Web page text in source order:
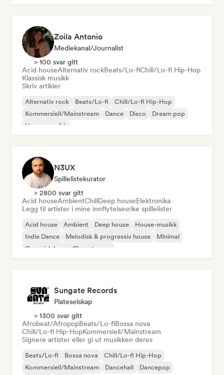
Zoila Antonio
Mediekanal/journalist
> 100 svar gitt
Acid houseAlternativ rockBeats/Lo-fiChill/Lo-fi Hip-Hop
Klassisk musikk
Skriv artikler
Alternativ rock Beats/Lo-fi
Chill/Lo-fi Hip-Hop
Kommersiell/Mainstream
Dance Disco
Dream pop
House-musikk
N3UX
Spillelistekurator
> 2800 svar gitt
Acid houseAmbientChillDeep houseElektronika
Legg til artister i mine innflytelsesrike spillelister
Acid house Ambient Deep house
House-musikk
Indie Dance
Melodisk & progressiv house
Minimal
Organisk house/Downtempo
Sungate Records
Plateselskap
> 1300 svar gitt
Afrobeat/AfropopBeats/Lo-fiBossa nova
Chill/Lo-fi Hip-HopKommersiell/Mainstream
Signere artister eller gi ut musikken deres
Beats/Lo-fi Bossa nova
Chill/Lo-fi Hip-Hop
Kommersiell/Mainstream
Dancehall
Dancepop